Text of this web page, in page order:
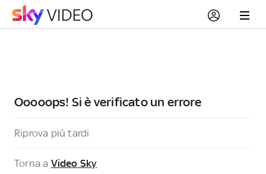
Ooooops! Si è verificato un errore
Riprova più tardi
Torna a Video Sky